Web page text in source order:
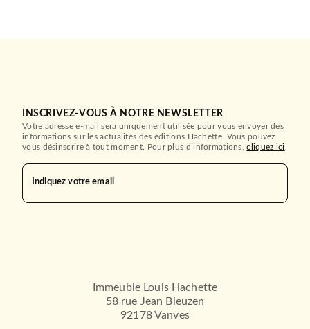
INSCRIVEZ-VOUS À NOTRE NEWSLETTER
Votre adresse e-mail sera uniquement utilisée pour vous envoyer des
informations sur les actualités des éditions Hachette. Vous pouvez
vous désinscrire à tout moment. Pour plus d’informations,cliquez ici
Indiquez votre email
Immeuble Louis Hachette
58 rue Jean Bleuzen
92178 Vanves